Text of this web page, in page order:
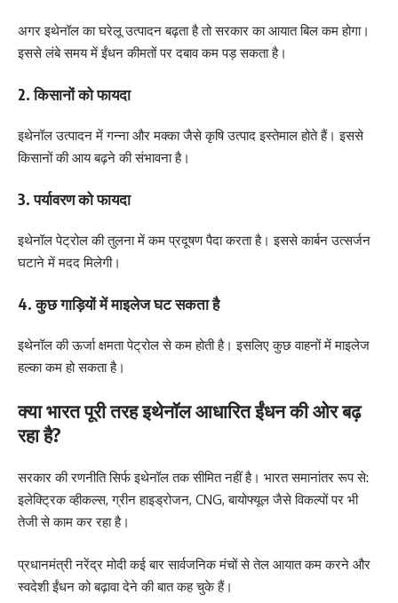
अगर इथेनॉल का घरेलू उत्पादन बढ़ता है तो सरकार का आयात बिल कम होगा।
इससे लंबे समय में ईंधन कीमतों पर दबाव कम पड़ सकता है।
2. किसानों को फायदा
इथेनॉल उत्पादन में गन्ना और मक्का जैसे कृषि उत्पाद इस्तेमाल होते हैं। इससे
किसानों की आय बढ़ने की संभावना है।
3. पर्यावरण को फायदा
इथेनॉल पेट्रोल की तुलना में कम प्रदूषण पैदा करता है। इससे कार्बन उत्सर्जन
घटाने में मदद मिलेगी।
4. कुछ गाड़ियों में माइलेज घट सकता है
इथेनॉल की ऊर्जा क्षमता पेट्रोल से कम होती है। इसलिए कुछ वाहनों में माइलेज
हल्का कम हो सकता है।
क्या भारत पूरी तरह इथेनॉल आधारित ईंधन की ओर बढ़
रहा है?
सरकार की रणनीति सिर्फ इथेनॉल तक सीमित नहीं है। भारत समानांतर रूप से:
इलेक्ट्रिक व्हीकल्स, ग्रीन हाइड्रोजन, CNG, बायोफ्यूल जैसे विकल्पों पर भी
तेजी से काम कर रहा है।
प्रधानमंत्री नरेंद्र मोदी कई बार सार्वजनिक मंचों से तेल आयात कम करने और
स्वदेशी ईंधन को बढ़ावा देने की बात कह चुके हैं।